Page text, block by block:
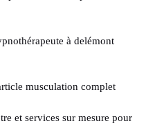
à delémont
musculation complet
et services sur mesure pour